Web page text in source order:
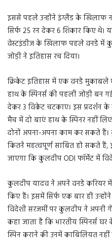
इससे पहले उन्होंने इंग्लैंड के खिलाफ
सिर्फ 25 रन देकर 6 शिकार किए थे।
वेस्टइंडीज के खिलाफ पहले वनडे में
जोड़ी ने इतिहास रच दिया।
क्रिकेट इतिहास में एक वनडे
हाथ के स्पिनर्स की पहली जोड़ी बन
देकर 3 विकेट चटकाए। इस प्रदर्शन
मैच में दो बाएं हाथ के स्पिनर नहीं
दोनों अपना-अपना काम कर सकते
कितने महत्वपूर्ण साबित हो सकते
जाएगा कि कुलदीप ODI फॉर्मेट में
कुलदीप यादव ने अपने वनडे करियर
किए हैं। इसमें सिर्फ एक बार ही
विदेशी सरजमीं पर कुलदीप ने अपनी
कहा जाता है कि भारतीय स्पिनर्स
स्पिन कराने की उनमें काबिलियत नहीं